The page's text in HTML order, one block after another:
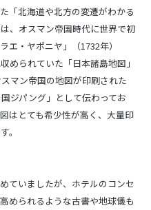
「北海道や北方の変遷がわかる
、オスマン帝国時代に世界で初
エ・ヤポニヤ」（1732年）
められていた「日本諸島地図」
マン帝国の地図が印刷された
ジパング」として伝わってお
はとても希少性が高く、大量印
。
ていましたが、ホテルのコンセ
められるような古書や地球儀も